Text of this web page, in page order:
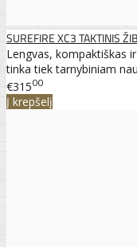
SUREFIRE XC3 TAKTINIS
Lengvas, kompaktiškas
tinka tiek tarnybiniam
€31500
Į krepšelį